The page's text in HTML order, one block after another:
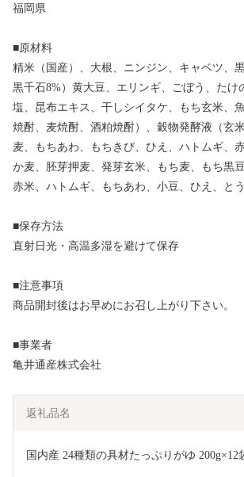
福岡県
■原材料
精米（国産）、大根、ニンジン、キャベツ、黒
黒千石8%）黄大豆、エリンギ、ごぼう、たけ
塩、昆布エキス、干しシイタケ、もち玄米、
焼酎、麦焼酎、酒粕焼酎）、穀物発酵液（玄
麦、もちあわ、もちきび、ひえ、ハトムギ、
か麦、胚芽押麦、発芽玄米、もち麦、もち黒
赤米、ハトムギ、もちあわ、小豆、ひえ、と
■保存方法
直射日光・高温多湿を避けて保存
■注意事項
商品開封後はお早めにお召し上がり下さい。
■事業者
亀井通産株式会社
返礼品名
国内産 24種類の具材たっぷりがゆ 200g×12